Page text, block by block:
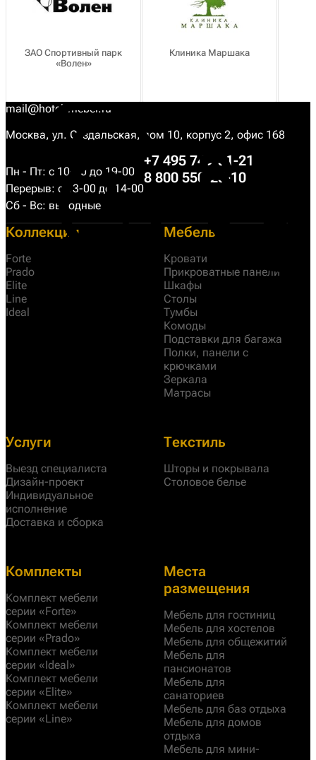
ЗАО Спортивный парк
«Волен»
Клиника Маршака
mail@hotel-mebel.ru
Москва, ул. Суздальская, дом 10, корпус 2, офис 168
Пн - Пт: с 10-00 до 19-00
Перерыв: с 13-00 до 14-00
Сб - Вс: выходные
+7 495 749-31-21
8 800 550-25-10
Коллекции
Forte
Prado
Elite
Line
Ideal
Мебель
Кровати
Прикроватные панели
Шкафы
Столы
Тумбы
Комоды
Подставки для багажа
Полки, панели с
крючками
Зеркала
Матрасы
Услуги
Выезд специалиста
Дизайн-проект
Индивидуальное
исполнение
Доставка и сборка
Текстиль
Шторы и покрывала
Столовое белье
Комплекты
Комплект мебели
серии «Forte»
Комплект мебели
серии «Prado»
Комплект мебели
серии «Ideal»
Комплект мебели
серии «Elite»
Комплект мебели
серии «Line»
Места
размещения
Мебель для гостиниц
Мебель для хостелов
Мебель для общежитий
Мебель для
пансионатов
Мебель для
санаториев
Мебель для баз отдыха
Мебель для домов
отдыха
Мебель для мини-